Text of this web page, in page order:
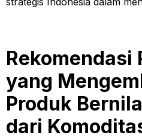
Rekomendasi
yang
Produk
dari